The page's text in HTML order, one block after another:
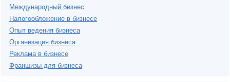
Международный бизнес
Налогообложение в бизнесе
Опыт ведения бизнеса
Организация бизнеса
Реклама в бизнесе
Франшизы для бизнеса